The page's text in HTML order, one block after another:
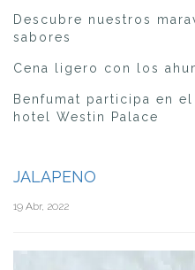
Descubre nuestros
sabores
Cena ligero con los
Benfumat participa en
hotel Westin Palace
JALAPENO
19 Abr, 2022